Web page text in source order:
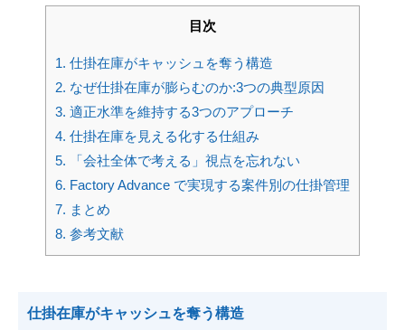
目次
1. 仕掛在庫がキャッシュを奪う構造
2. なぜ仕掛在庫が膨らむのか:3つの典型原因
3. 適正水準を維持する3つのアプローチ
4. 仕掛在庫を見える化する仕組み
5. 「会社全体で考える」視点を忘れない
6. Factory Advance で実現する案件別の仕掛管理
7. まとめ
8. 参考文献
仕掛在庫がキャッシュを奪う構造